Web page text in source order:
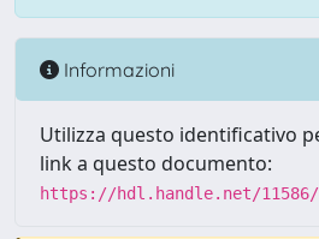
Informazioni
Utilizza questo identificativo
link a questo documento:
https://hdl.handle.net/11586/